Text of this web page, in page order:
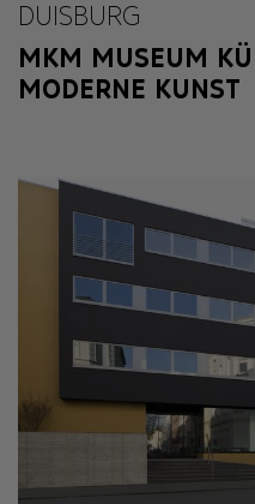
DUISBURG
MKM MUSEUM
MODERNE KUNST